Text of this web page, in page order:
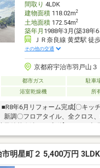
間取り 4LDK
建物面積118.02m2
土地面積172.54m2
築年月 1988年3月(築38年
ＪＲ奈良線 黄檗駅 徒
その他の交通
京都府宇治市羽戸山３
都市ガス
駐車
浴室乾燥機 所
年6月リフォーム完成[〇キッ
新調〇フロアタイル、全クロス、
のある広さ♪■洋服をひとまとめ
室収納付でお部屋がスッキリ♪■
環境■JR「黄檗」徒歩22分■京阪
徒歩28分■黄檗中学校 徒歩28分■
明星町２ 5,400万円 3LDK